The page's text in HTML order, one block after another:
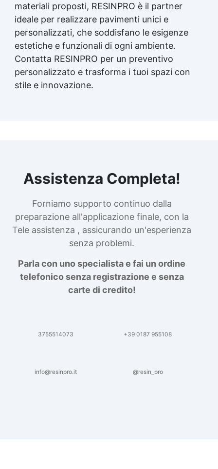
materiali proposti, RESINPRO è il partner
ideale per realizzare pavimenti unici e
personalizzati, che soddisfano le esigenze
estetiche e funzionali di ogni ambiente.
Contatta RESINPRO per un preventivo
personalizzato e trasforma i tuoi spazi con
stile e innovazione.
Assistenza Completa!
Forniamo supporto continuo dalla
preparazione all'applicazione finale, con la
Tele assistenza , assicurando un'esperienza
senza problemi.
Parla con uno specialista e fai un ordine
telefonico senza registrazione e senza
carte di credito!
3755514073 +39 0187 955108
info@resinpro.it @resin_pro